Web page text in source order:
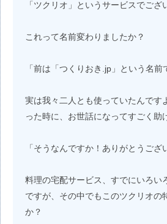
「ツクリオ」というサービスでござ
これって名前変わりましたか？
「前は「つくりおき.jp」という名前
実は我々二人とも使っていたんです
った時に、お世話になってすごく助
「そうなんですか！ありがとうござ
料理の宅配サービス、すでにいろい
ですが、その中でもこのツクリオの
か？